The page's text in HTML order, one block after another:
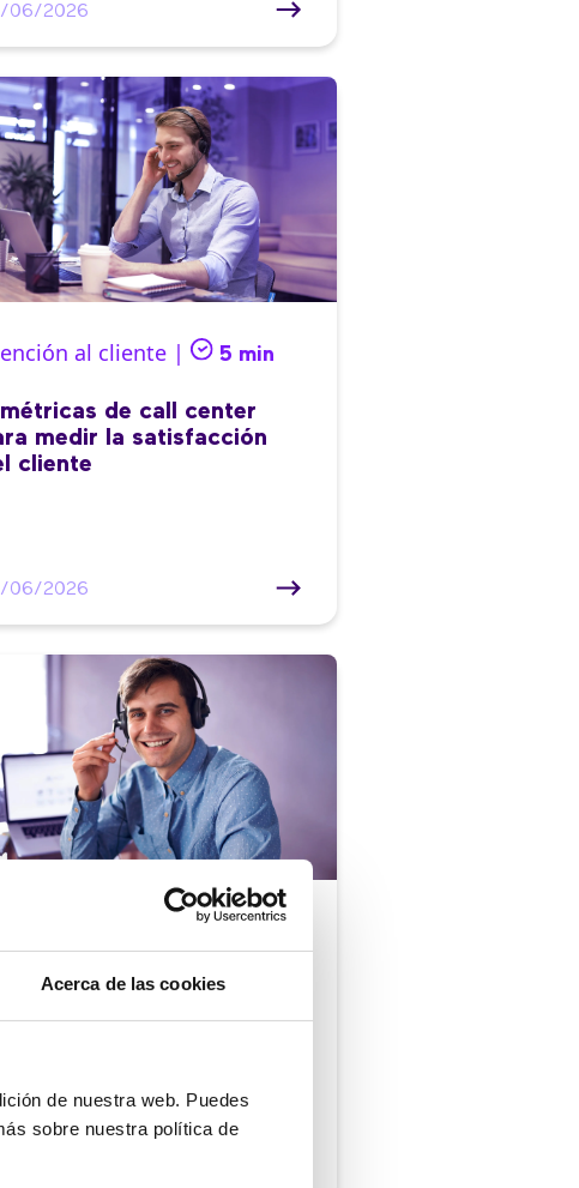
Acerca de las cookies
de nuestra web. Puedes
sobre nuestra política de
06/2026
al cliente | 5 min
de call center
medir la satisfacción
cliente
06/2026
comprobar si tu
tiempos de respuesta